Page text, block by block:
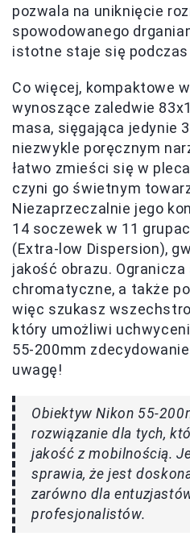
pozwala na uniknięcie
spowodowanego
istotne staje się
Co więcej, kompaktowe
wynoszące zaledwie
masa, sięgająca jedynie
niezwykle poręcznym
łatwo zmieści się w
czyni go świetnym
Niezaprzeczalnie jego
14 soczewek w 11
(Extra-low Dispersion),
jakość obrazu. Ogranicza
chromatyczne, a także
więc szukasz
który umożliwi
55-200mm
uwagę!
Obiektyw Nikon 55-
rozwiązanie dla tych,
jakość z mobilnością.
sprawia, że jest
zarówno dla
profesjonalistów.